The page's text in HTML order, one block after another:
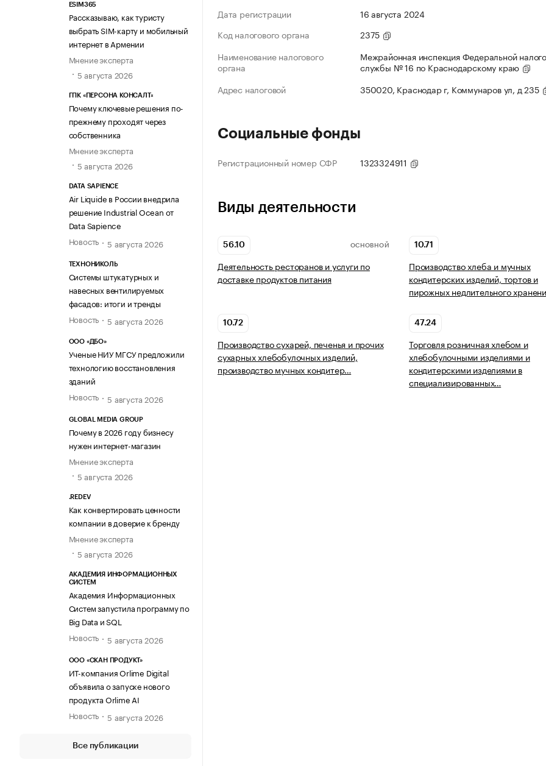
ESIM365
Рассказываю, как туристу
выбрать SIM-карту и мобильный
интернет в Армении
Мнение эксперта
5 августа 2026
ГПК «ПЕРСОНА КОНСАЛТ»
Почему ключевые решения по-
прежнему проходят через
собственника
Мнение эксперта
5 августа 2026
DATA SAPIENCE
Air Liquide в России внедрила
решение Industrial Ocean от
Data Sapience
Новость
5 августа 2026
ТЕХНОНИКОЛЬ
Системы штукатурных и
навесных вентилируемых
фасадов: итоги и тренды
Новость
5 августа 2026
ООО «ДБО»
Ученые НИУ МГСУ предложили
технологию восстановления
зданий
Новость
5 августа 2026
GLOBAL MEDIA GROUP
Почему в 2026 году бизнесу
нужен интернет-магазин
Мнение эксперта
5 августа 2026
.REDEV
Как конвертировать ценности
компании в доверие к бренду
Мнение эксперта
5 августа 2026
АКАДЕМИЯ ИНФОРМАЦИОННЫХ
СИСТЕМ
Академия Информационных
Систем запустила программу по
Big Data и SQL
Новость
5 августа 2026
ООО «СКАН ПРОДУКТ»
ИТ-компания Orlime Digital
объявила о запуске нового
продукта Orlime AI
Новость
5 августа 2026
Все публикации
Дата регистрации
16 августа 2024
Код налогового органа
2375
Наименование налогового
органа
Межрайонная инспекция Федеральной
службы № 16 по Краснодарскому краю
Адрес налоговой
350020, Краснодар г, Коммунаров ул, д 235
Социальные фонды
Регистрационный номер СФР 1323324911
Виды деятельности
56.10 ОСНОВНОЙ
Деятельность ресторанов и услуги по
доставке продуктов питания
10.71
Производство хлеба и мучных
кондитерских изделий, тортов и
пирожных недлительного
10.72
Производство сухарей, печенья и прочих
сухарных хлебобулочных изделий,
производство мучных кондитер…
47.24
Торговля розничная хлебом и
хлебобулочными изделиями и
кондитерскими изделиями в
специализированных…